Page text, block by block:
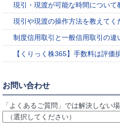
現引・現渡が可能な時間について
現引や現渡の操作方法を教えてく
制度信用取引と一般信用取引の違
【くりっく株365】手数料は評価
お問い合わせ
「よくあるご質問」では解決しない